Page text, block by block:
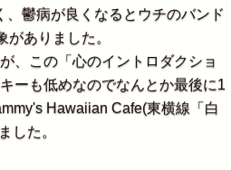
鬱病が良くなるとウチのバンド
ありました。
、この「心のイントロダクショ
ーも低めなのでなんとか最後に1
Hawaiian Cafe(東横線「白
した。